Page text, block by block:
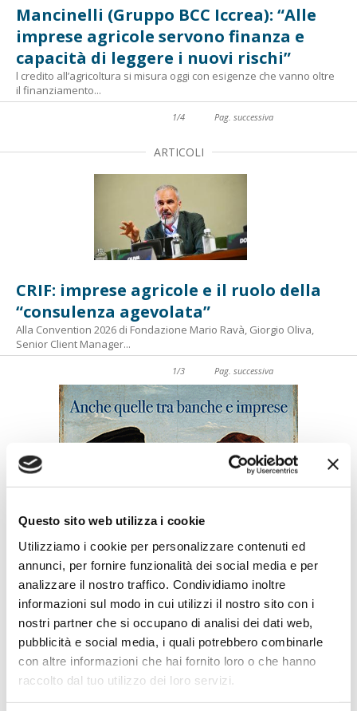
Questo sito web utilizza i cookie
Utilizziamo i cookie per personalizzare contenuti ed
annunci, per fornire funzionalità dei social media e per
analizzare il nostro traffico. Condividiamo inoltre
informazioni sul modo in cui utilizzi il nostro sito con i
nostri partner che si occupano di analisi dei dati web,
pubblicità e social media, i quali potrebbero combinarle
con altre informazioni che hai fornito loro o che hanno
raccolto dal tuo utilizzo dei loro servizi.
Mancinelli (Gruppo BCC Iccrea): “Alle
imprese agricole servono finanza e
capacità di leggere i nuovi rischi”
l credito all’agricoltura si misura oggi con esigenze che vanno oltre
il finanziamento...
1/4 Pag. successiva
ARTICOLI
CRIF: imprese agricole e il ruolo della
“consulenza agevolata”
Alla Convention 2026 di Fondazione Mario Ravà, Giorgio Oliva,
Senior Client Manager...
1/3 Pag. successiva
ULTIMI SPECIALI EVENTI
WeSec - Il Salone della Sicurezza
Il nuovo appuntamento promosso dall’ABI su sicurezza,
geopolitica,...